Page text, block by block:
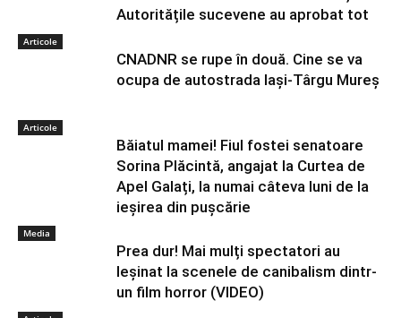
Autoritățile sucevene au aprobat tot
Articole
CNADNR se rupe în două. Cine se va
ocupa de autostrada Iași-Târgu Mureș
Articole
Băiatul mamei! Fiul fostei senatoare
Sorina Plăcintă, angajat la Curtea de
Apel Galați, la numai câteva luni de la
ieșirea din pușcărie
Media
Prea dur! Mai mulți spectatori au
leșinat la scenele de canibalism dintr-
un film horror (VIDEO)